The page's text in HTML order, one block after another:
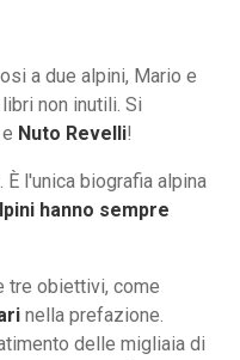
a due alpini, Mario e
non inutili. Si
e Nuto Revelli!
l'unica biografia alpina
hanno sempre
tre obiettivi, come
nella prefazione.
delle migliaia di